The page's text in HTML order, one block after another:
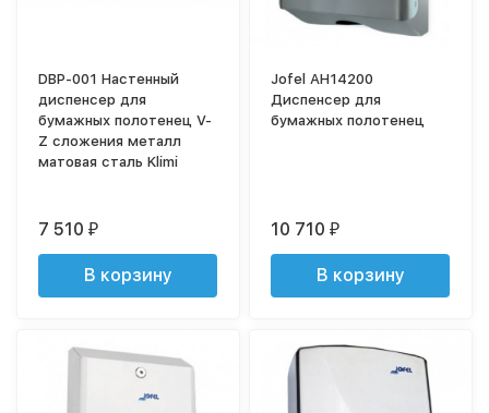
DBP-001 Настенный
диспенсер для
бумажных полотенец V-
Z сложения металл
матовая сталь Klimi
7 510₽
В корзину
Jofel AH14200
Диспенсер для
бумажных полотенец
10 710₽
В корзину